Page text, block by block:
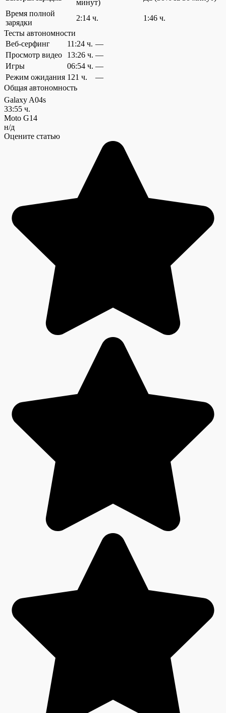
минут)
Время полной
зарядки
2:14 ч.
1:46 ч.
Тесты автономности
Веб-серфинг
11:24 ч. —
Просмотр видео
13:26 ч. —
Игры
06:54 ч. —
Режим ожидания 121 ч.
—
Общая автономность
Galaxy A04s
33:55 ч.
Moto G14
н/д
Оцените статью